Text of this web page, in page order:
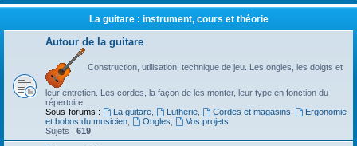
La guitare : instrument, cours et théorie
Autour de la guitare
Construction, utilisation, technique de jeu. Les ongles, les doigts et
leur entretien. Les cordes, la façon de les monter, leur type en fonction du
répertoire, ...
Sous-forums :
La guitare, Lutherie, Cordes et magasins
Ergonomie
et bobos du musicien
Ongles
Vos projets
Sujets : 619